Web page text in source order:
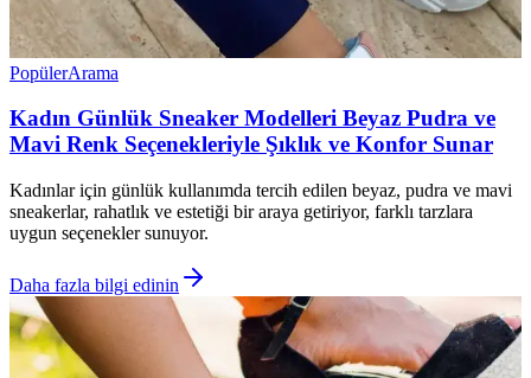
PopülerArama
Kadın Günlük Sneaker Modelleri Beyaz Pudra ve
Mavi Renk Seçenekleriyle Şıklık ve Konfor Sunar
Kadınlar için günlük kullanımda tercih edilen beyaz, pudra ve mavi
sneakerlar, rahatlık ve estetiği bir araya getiriyor, farklı tarzlara
uygun seçenekler sunuyor.
Daha fazla bilgi edinin